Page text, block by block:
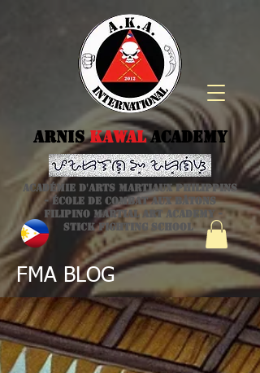
Arniskawal Academy
Académie d'arts martiaux philippins
- école de combat aux bâtons
Filipino Martial Art academy -
stick fighting school
FMA BLOG